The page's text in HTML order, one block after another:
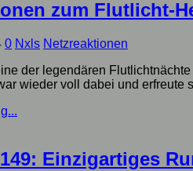
zum Flutlicht-
0 Nxls Netzreaktionen
der legendären
wieder voll dabei und erfreute
Einzigartiges